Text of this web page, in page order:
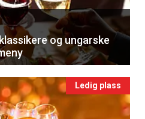
og ungarske
Ledig plass